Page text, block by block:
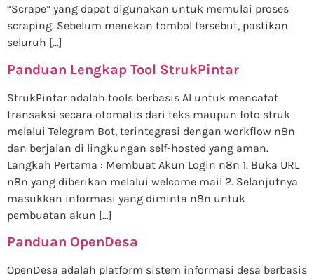
“Scrape” yang dapat digunakan untuk memulai proses
scraping. Sebelum menekan tombol tersebut, pastikan
seluruh […]
Panduan Lengkap Tool StrukPintar
StrukPintar adalah tools berbasis AI untuk mencatat
transaksi secara otomatis dari teks maupun foto struk
melalui Telegram Bot, terintegrasi dengan workflow n8n
dan berjalan di lingkungan self-hosted yang aman.
Langkah Pertama : Membuat Akun Login n8n 1. Buka URL
n8n yang diberikan melalui welcome mail 2. Selanjutnya
masukkan informasi yang diminta n8n untuk
pembuatan akun […]
Panduan OpenDesa
OpenDesa adalah platform sistem informasi desa berbasis